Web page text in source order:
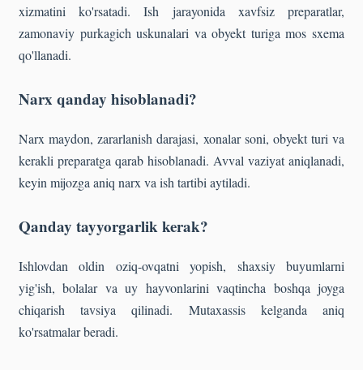
xizmatini ko'rsatadi. Ish jarayonida xavfsiz preparatlar,
zamonaviy purkagich uskunalari va obyekt turiga mos sxema
qo'llanadi.
Narx qanday hisoblanadi?
Narx maydon, zararlanish darajasi, xonalar soni, obyekt turi va
kerakli preparatga qarab hisoblanadi. Avval vaziyat aniqlanadi,
keyin mijozga aniq narx va ish tartibi aytiladi.
Qanday tayyorgarlik kerak?
Ishlovdan oldin oziq-ovqatni yopish, shaxsiy buyumlarni
yig'ish, bolalar va uy hayvonlarini vaqtincha boshqa joyga
chiqarish tavsiya qilinadi. Mutaxassis kelganda aniq
ko'rsatmalar beradi.